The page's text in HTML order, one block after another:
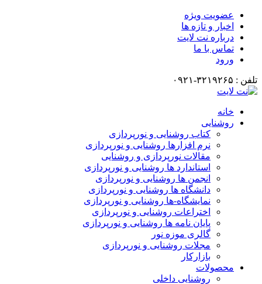
عضویت ویژه
اخبار و تازه ها
درباره نت لایت
تماس با ما
ورود
تلفن : ۳۲۱۹۲۶۵-۰۹۲۱
خانه
روشنایی
کتاب روشنایی و نورپردازی
نرم افزارها روشنایی و نورپردازی
مقالات نورپردازی و روشنایی
استاندارد ها روشنایی و نورپردازی
انجمن ها روشنایی و نورپردازی
دانشگاه ها روشنایی و نورپردازی
نمایشگاه-ها روشنایی و نورپردازی
اختراعات روشنایی و نورپردازی
پایان نامه ها روشنایی و نورپردازی
گالری موزه نور
مجلات روشنایی و نورپردازی
بازارکار
محصولات
روشنایی داخلی